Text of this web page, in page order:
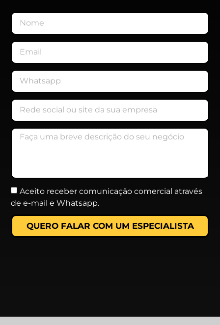
Aceito receber comunicação comercial através
de e-mail e Whatsapp.
QUERO FALAR COM UM ESPECIALISTA